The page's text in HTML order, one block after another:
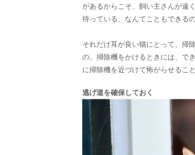
があるからこそ、飼い主さんが遠
待っている、なんてこともできるの
それだけ耳が良い猫にとって、掃
の。掃除機をかけるときには、で
に掃除機を近づけて怖がらせるこ
逃げ道を確保しておく